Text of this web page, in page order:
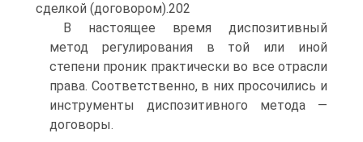
сделкой (договором).202
В настоящее время диспозитивный
метод регулирования в той или иной
степени проник практически во все отрасли
права. Соответственно, в них просочились и
инструменты диспозитивного метода —
договоры.